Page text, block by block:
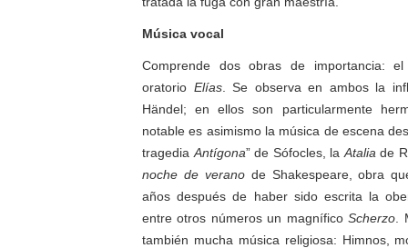
Música vocal
Comprende dos obras de importancia:
oratorio Elías. Se observa en ambos la
Händel; en ellos son particularmente
notable es asimismo la música de escena
tragedia Antígona” de Sófocles, la Atalia de
noche de veranode Shakespeare, obra
años después de haber sido escrita la
entre otros números un magníficoScherzo
también mucha música religiosa: Himnos,